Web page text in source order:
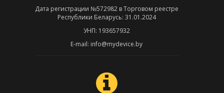
Дата регистрации №572982 в Торговом реестре
Республики Беларусь: 31.01.2024
УНП: 193657932
E-mail: info@mydevice.by